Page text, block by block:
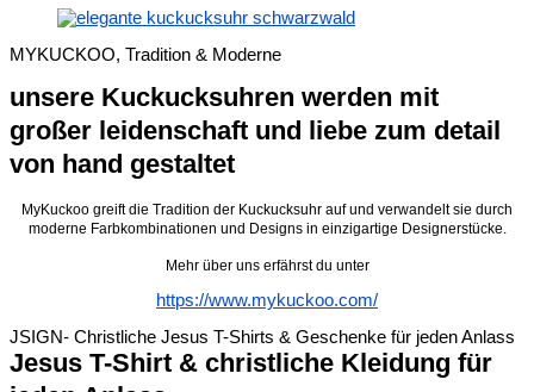
MYKUCKOO, Tradition & Moderne
unsere Kuckucksuhren werden mit
großer leidenschaft und liebe zum detail
von hand gestaltet
MyKuckoo greift die Tradition der Kuckucksuhr auf und verwandelt sie durch
moderne Farbkombinationen und Designs in einzigartige Designerstücke.
Mehr über uns erfährst du unter
https://www.mykuckoo.com/
JSIGN- Christliche Jesus T-Shirts & Geschenke für jeden Anlass
Jesus T-Shirt & christliche Kleidung für